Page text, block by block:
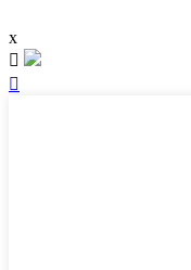
x

